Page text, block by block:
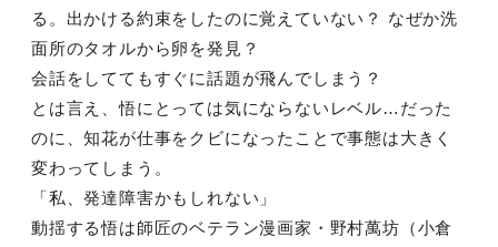
る。出かける約束をしたのに覚えていない？ なぜか洗
面所のタオルから卵を発見？
会話をしててもすぐに話題が飛んでしまう？
とは言え、悟にとっては気にならないレベル…だった
のに、知花が仕事をクビになったことで事態は大きく
変わってしまう。
「私、発達障害かもしれない」
動揺する悟は師匠のベテラン漫画家・野村萬坊（小倉